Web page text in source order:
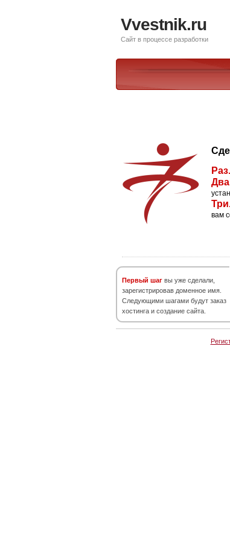
Vvestnik.ru
Сайт в процессе разработки
Раз.
вам
Первый шаг вы уже сделали,
зарегистрировав доменное имя.
Следующими шагами будут заказ
хостинга и создание сайта.